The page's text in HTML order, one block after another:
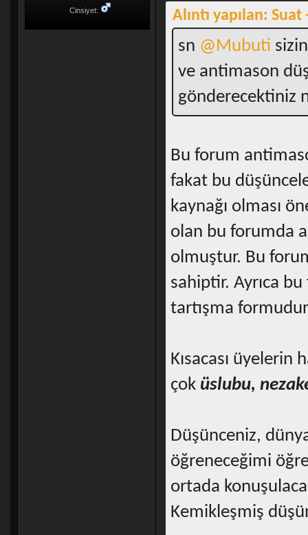
Cinsiyet:
Alıntı yapılan:
sn @Mubuti
ve antimason
gönderecektiniz
Bu forum
fakat bu
kaynağı olması
olan bu forumda
olmuştur. Bu
sahiptir. Ayrıca
tartışma
Kısacası
çok üslubu,
Düşünceniz,
öğreneceğimi
ortada
Kemikleşmiş